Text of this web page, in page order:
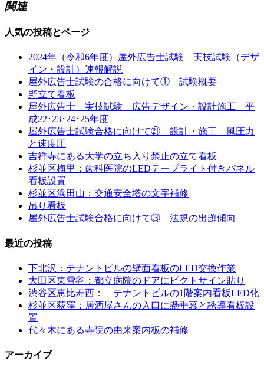
関連
人気の投稿とページ
2024年（令和6年度）屋外広告士試験 実技試験（デザ
イン・設計）速報解説
屋外広告士試験の合格に向けて① 試験概要
野立て看板
屋外広告士 実技試験 広告デザイン・設計施工 平
成22･23･24･25年度
屋外広告士試験合格に向けて㉑ 設計・施工 風圧力
と速度圧
吉祥寺にある大学の立ち入り禁止の立て看板
杉並区梅里：歯科医院のLEDテープライト付きパネル
看板設置
杉並区浜田山：交通安全塔の文字補修
吊り看板
屋外広告士試験合格に向けて③ 法規の出題傾向
最近の投稿
下北沢：テナントビルの壁面看板のLED交換作業
大田区東雪谷：都立病院のドアにピクトサイン貼り
渋谷区恵比寿西： テナントビルの1階案内看板LED化
杉並区荻窪：居酒屋さんの入口に懸垂幕と誘導看板設
置
代々木にある寺院の由来案内板の補修
アーカイブ